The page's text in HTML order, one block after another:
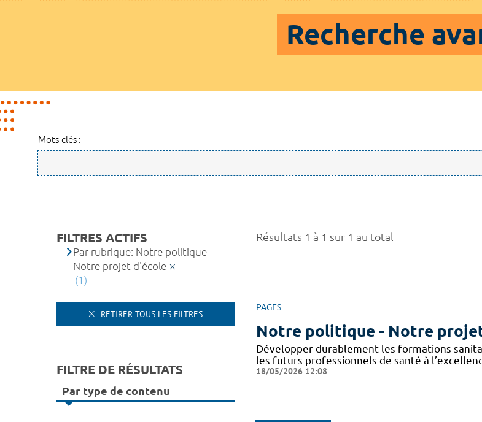
Recherche
Mots-clés :
Résultats 1 à 1 sur 1 au total
PAGES
Notre politique - Notre
Développer durablement les formations
les futurs professionnels de santé à
18/05/2026 12:08
FILTRES ACTIFS
Par rubrique: Notre politique -
Notre projet d'école
(1)
RETIRER TOUS LES FILTRES
FILTRE DE RÉSULTATS
Par type de contenu